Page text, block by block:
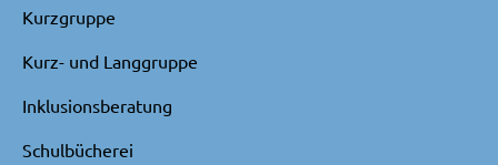
Kurzgruppe
Kurz- und Langgruppe
Inklusionsberatung
Schulbücherei